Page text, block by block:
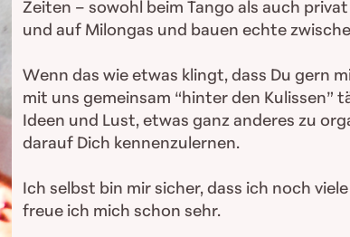
Zeiten – sowohl beim Tango als auch
und auf Milongas und bauen echte
Wenn das wie etwas klingt, dass Du gern
mit uns gemeinsam “hinter den Kulissen”
Ideen und Lust, etwas ganz anderes zu
darauf Dich kennenzulernen.
Ich selbst bin mir sicher, dass ich noch
freue ich mich schon sehr.